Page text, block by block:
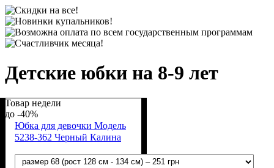
Детские юбки на 8-9 лет
Товар недели
-40%
Юбка для девочки Модель
5238-362 Черный Калина